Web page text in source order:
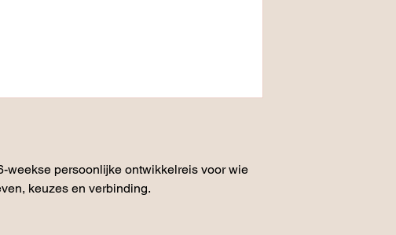
weekse persoonlijke ontwikkelreis voor wie
keuzes en verbinding.